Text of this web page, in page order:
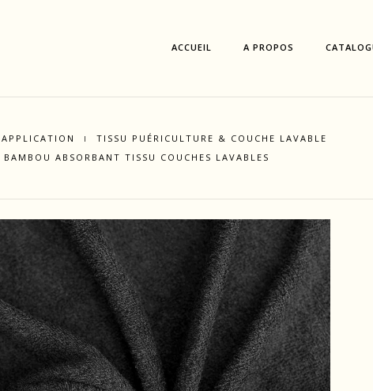
ACCUEIL A PROPOS
TISSU PUÉRICULTURE & COUCHE LAVABLE
ABSORBANT TISSU COUCHES LAVABLES